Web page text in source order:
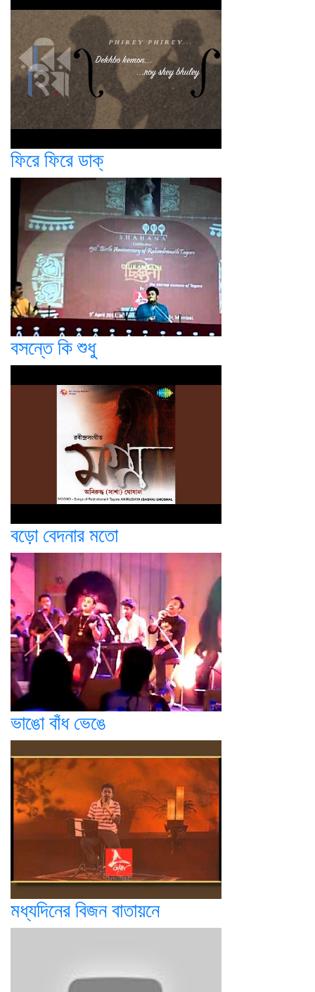
ফিরে ফিরে ডাক্
বসন্তে কি শুধু
বড়ো বেদনার মতো
ভাঙো বাঁধ ভেঙে
মধ্যদিনের বিজন বাতায়নে